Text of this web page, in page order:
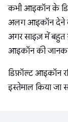
कभी आइकॉन के
अलग आइकॉन देने के
अगर साइज़ में बहुत
आइकॉन की
डिफ़ॉल्ट आइकॉन
इस्तेमाल किया जा